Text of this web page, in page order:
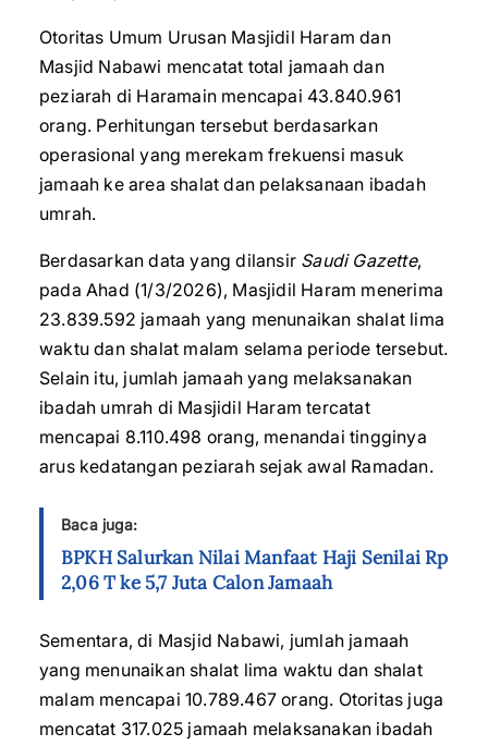
Otoritas Umum Urusan Masjidil Haram dan
Masjid Nabawi mencatat total jamaah dan
peziarah di Haramain mencapai 43.840.961
orang. Perhitungan tersebut berdasarkan
operasional yang merekam frekuensi masuk
jamaah ke area shalat dan pelaksanaan ibadah
umrah.
Berdasarkan data yang dilansir Saudi Gazette,
pada Ahad (1/3/2026), Masjidil Haram menerima
23.839.592 jamaah yang menunaikan shalat lima
waktu dan shalat malam selama periode tersebut.
Selain itu, jumlah jamaah yang melaksanakan
ibadah umrah di Masjidil Haram tercatat
mencapai 8.110.498 orang, menandai tingginya
arus kedatangan peziarah sejak awal Ramadan.
Baca juga:
BPKH Salurkan Nilai Manfaat Haji Senilai Rp
2,06 T ke 5,7 Juta Calon Jamaah
Sementara, di Masjid Nabawi, jumlah jamaah
yang menunaikan shalat lima waktu dan shalat
malam mencapai 10.789.467 orang. Otoritas juga
mencatat 317.025 jamaah melaksanakan ibadah